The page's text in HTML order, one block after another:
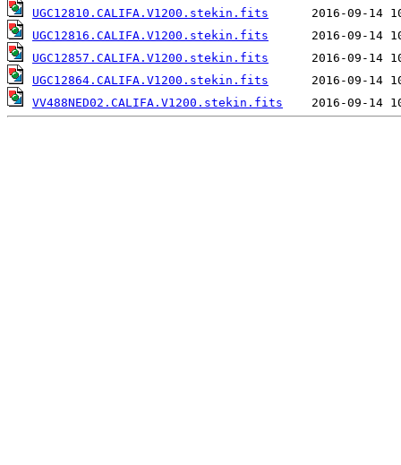
UGC12810.CALIFA.V1200.stekin.fits
UGC12816.CALIFA.V1200.stekin.fits
UGC12857.CALIFA.V1200.stekin.fits
UGC12864.CALIFA.V1200.stekin.fits
VV488NED02.CALIFA.V1200.stekin.fits